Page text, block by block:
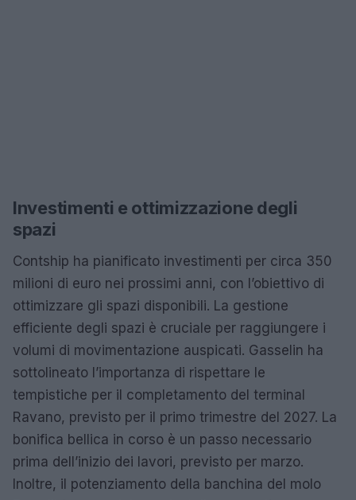
Investimenti e ottimizzazione degli
spazi
Contship ha pianificato investimenti per circa 350
milioni di euro nei prossimi anni, con l’obiettivo di
ottimizzare gli spazi disponibili. La gestione
efficiente degli spazi è cruciale per raggiungere i
volumi di movimentazione auspicati. Gasselin ha
sottolineato l’importanza di rispettare le
tempistiche per il completamento del terminal
Ravano, previsto per il primo trimestre del 2027. La
bonifica bellica in corso è un passo necessario
prima dell’inizio dei lavori, previsto per marzo.
Inoltre, il potenziamento della banchina del molo